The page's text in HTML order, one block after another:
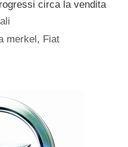
circa la vendita
merkel, Fiat